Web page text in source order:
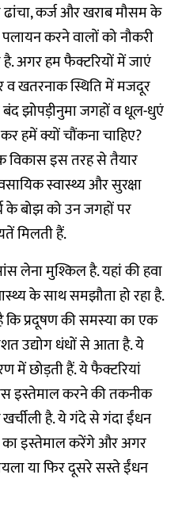
ढांचा, कर्ज और खराब मौसम के
करने वालों को नौकरी
अगर हम फैक्टरियों में जाएं
व खतरनाक स्थिति में मजदूर
झोपड़ीनुमा जगहों व धूल-धुएं
हमें क्यों चौंकना चाहिए?
इस तरह से तैयार
स्वास्थ्य और सुरक्षा
के बोझ को उन जगहों पर
मिलती हैं.
लेना मुश्किल है. यहां की हवा
के साथ समझौता हो रहा है.
प्रदूषण की समस्या का एक
उद्योग धंधों से आता है. ये
में छोड़ती हैं. ये फैक्टरियां
इस्तेमाल करने की तकनीक
है. ये गंदे से गंदा ईंधन
इस्तेमाल करेंगे और अगर
या फिर दूसरे सस्ते ईंधन